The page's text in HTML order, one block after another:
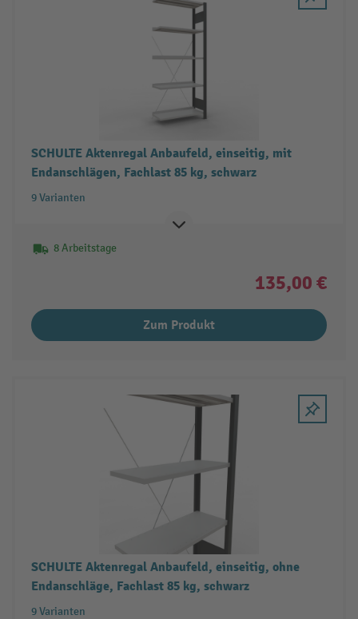
SCHULTE Aktenregal Anbaufeld, einseitig, mit
Endanschlägen, Fachlast 85 kg, schwarz
9 Varianten
8 Arbeitstage
135,00 €
Zum Produkt
SCHULTE Aktenregal Anbaufeld, einseitig, ohne
Endanschläge, Fachlast 85 kg, schwarz
9 Varianten